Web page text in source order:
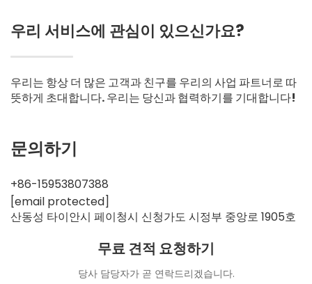
우리 서비스에 관심이 있으신가요?
우리는 항상 더 많은 고객과 친구를 우리의 사업 파트너로 따
뜻하게 초대합니다. 우리는 당신과 협력하기를 기대합니다!
문의하기
+86-15953807388
[email protected]
산동성 타이안시 페이청시 신청가도 시정부 중앙로 1905호
무료 견적 요청하기
당사 담당자가 곧 연락드리겠습니다.